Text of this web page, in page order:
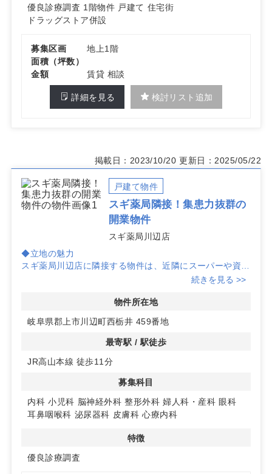
優良診療調査 1階物件 戸建て 住宅街
ドラッグストア併設
募集区画
地上1階
面積（坪数）
金額
賃貸 相談
詳細を見る 検討リスト追加
掲載日：2023/10/20 更新日：2025/05/22
戸建て物件
スギ薬局隣接！集患力抜群の
開業物件
スギ薬局川辺店
◆立地の魅力
スギ薬局川辺店に隣接する物件は、近隣にスーパーや資源
ごみ回収場所があり、地域の人々が集まるエリアです。多
耳鼻咽喉科、泌尿器科、心療内科に特に適したマーケット
です。優良診療調査に基づく診療圏分析により、これらの
JR高山本線の駅から徒歩11分でアクセス可能な立地。ま
た、周辺には駐車場もあり、車でのアクセスも便利です。
詳細はお問い合わせください。
続きを見る >>
物件所在地
岐阜県郡上市川辺町西栃井 459番地
最寄駅 / 駅徒歩
JR高山本線 徒歩11分
募集科目
内科 小児科 脳神経外科 整形外科 婦人科・産科 眼科
耳鼻咽喉科 泌尿器科 皮膚科 心療内科
特徴
優良診療調査